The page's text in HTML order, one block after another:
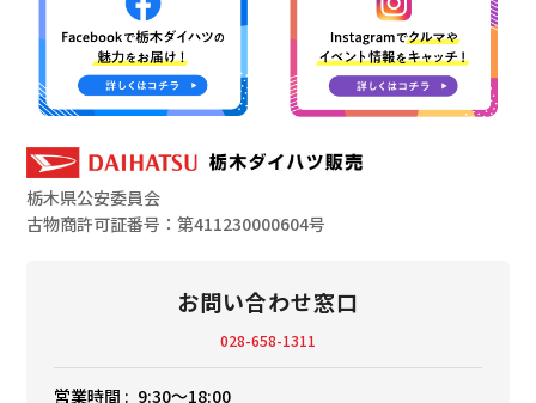
栃木県公安委員会
古物商許可証番号：第411230000604号
お問い合わせ窓口
028-658-1311
営業時間 : 9:30〜18:00